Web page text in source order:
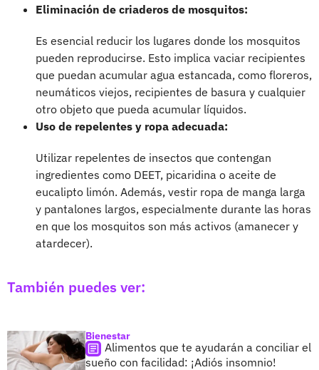
Eliminación de criaderos de mosquitos:
Es esencial reducir los lugares donde los mosquitos
pueden reproducirse. Esto implica vaciar recipientes
que puedan acumular agua estancada, como floreros,
neumáticos viejos, recipientes de basura y cualquier
otro objeto que pueda acumular líquidos.
Uso de repelentes y ropa adecuada:
Utilizar repelentes de insectos que contengan
ingredientes como DEET, picaridina o aceite de
eucalipto limón. Además, vestir ropa de manga larga
y pantalones largos, especialmente durante las horas
en que los mosquitos son más activos (amanecer y
atardecer).
También puedes ver:
Bienestar
Alimentos que te ayudarán a conciliar el
sueño con facilidad: ¡Adiós insomnio!